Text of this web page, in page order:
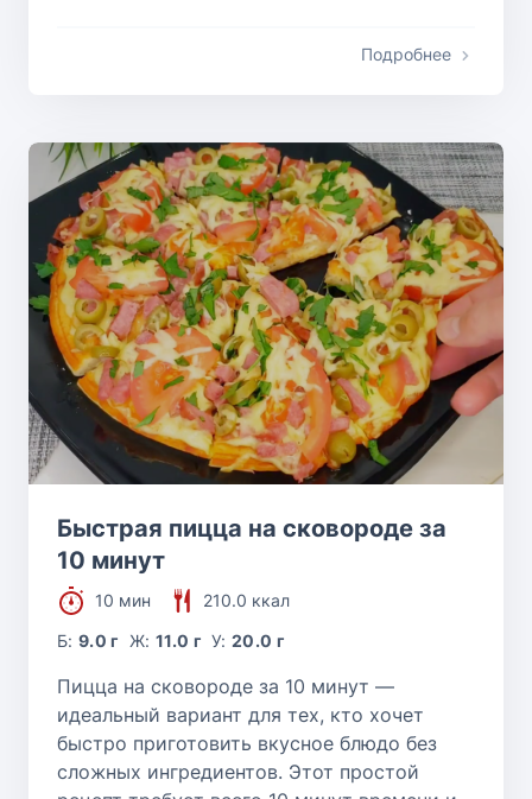
Подробнее
Быстрая пицца на сковороде за
10 минут
10 мин
210.0 ккал
Б:9.0 г Ж: 11.0 г У:20.0 г
Пицца на сковороде за 10 минут —
идеальный вариант для тех, кто хочет
быстро приготовить вкусное блюдо без
сложных ингредиентов. Этот простой